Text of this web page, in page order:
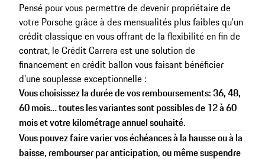
Pensé pour vous permettre de devenir propriétaire de
votre Porsche grâce à des mensualités plus faibles qu’un
crédit classique en vous offrant de la flexibilité en fin de
contrat, le Crédit Carrera est une solution de
financement en crédit ballon vous faisant bénéficier
d’une souplesse exceptionnelle :
Vous choisissez la durée de vos remboursements: 36, 48,
60 mois… toutes les variantes sont possibles de 12 à 60
mois et votre kilométrage annuel souhaité.
Vous pouvez faire varier vos échéances à la hausse ou à la
baisse, rembourser par anticipation, ou même suspendre